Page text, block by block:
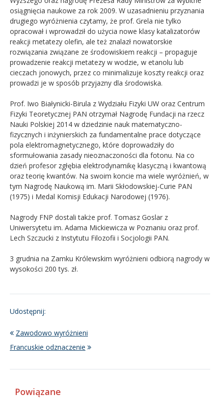
osiągnięcia naukowe za rok 2009. W uzasadnieniu przyznania
drugiego wyróżnienia czytamy, że prof. Grela nie tylko
opracował i wprowadził do użycia nowe klasy katalizatorów
reakcji metatezy olefin, ale też znalazł nowatorskie
rozwiązania związane ze środowiskiem reakcji – propaguje
prowadzenie reakcji metatezy w wodzie, w etanolu lub
cieczach jonowych, przez co minimalizuje koszty reakcji oraz
prowadzi je w sposób przyjazny dla środowiska.
Prof. Iwo Białynicki-Birula z Wydziału Fizyki UW oraz Centrum
Fizyki Teoretycznej PAN otrzymał Nagrodę Fundacji na rzecz
Nauki Polskiej 2014 w dziedzinie nauk matematyczno-
fizycznych i inżynierskich za fundamentalne prace dotyczące
pola elektromagnetycznego, które doprowadziły do
sformułowania zasady nieoznaczoności dla fotonu. Na co
dzień profesor zgłębia elektrodynamikę klasyczną i kwantową
oraz teorię kwantów. Na swoim koncie ma wiele wyróżnień, w
tym Nagrodę Naukową im. Marii Skłodowskiej-Curie PAN
(1975) i Medal Komisji Edukacji Narodowej (1976).
Nagrody FNP dostali także prof. Tomasz Goslar z
Uniwersytetu im. Adama Mickiewicza w Poznaniu oraz prof.
Lech Szczucki z Instytutu Filozofii i Socjologii PAN.
3 grudnia na Zamku Królewskim wyróżnieni odbiorą nagrody w
wysokości 200 tys. zł.
Udostępnij:
Zawodowo wyróżnieni
Francuskie odznaczenie
Powiązane